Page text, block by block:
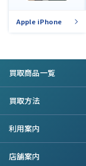
Apple iPhone
買取商品一覧
買取方法
利用案内
店舗案内